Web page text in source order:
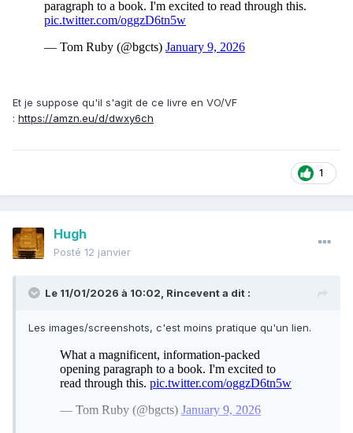
Quelqu'un ici connaît ce livre? Déjà lu? On recommande?
Et je suppose qu'il s'agit de ce livre en VO/VF
: https://amzn.eu/d/dwxy6ch
1
Hugh
Posté 12 janvier
Le 11/01/2026 à 10:02, Rinceventa dit :
Les images/screenshots, c'est moins pratique qu'un lien.